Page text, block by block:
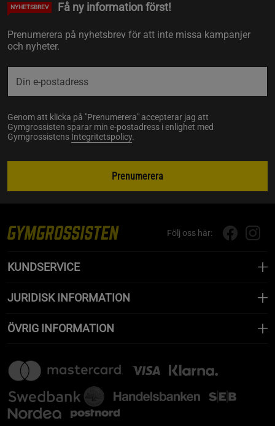
NYHETSBREV Få ny information först!
Prenumerera på nyhetsbrev för att inte missa kampanjer
och nyheter.
Genom att klicka på "Prenumerera" accepterar jag att
Gymgrossisten sparar min e-postadress i enlighet med
Gymgrossistens Integritetspolicy.
Prenumerera
Följ oss här:
KUNDSERVICE
JURIDISK INFORMATION
ÖVRIG INFORMATION